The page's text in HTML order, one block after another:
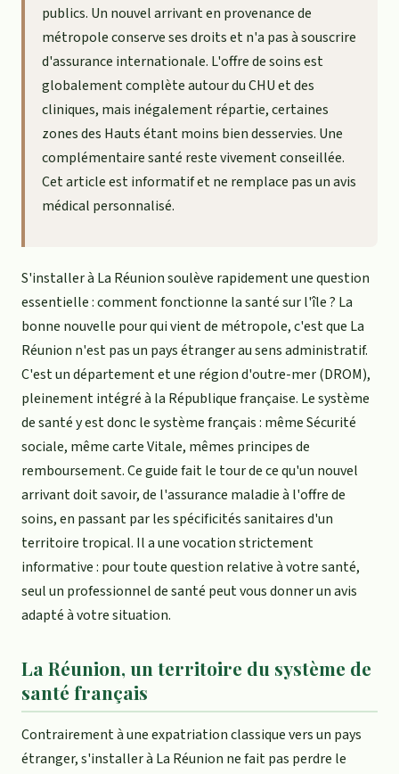
publics. Un nouvel arrivant en provenance de
métropole conserve ses droits et n'a pas à souscrire
d'assurance internationale. L'offre de soins est
globalement complète autour du CHU et des
cliniques, mais inégalement répartie, certaines
zones des Hauts étant moins bien desservies. Une
complémentaire santé reste vivement conseillée.
Cet article est informatif et ne remplace pas un avis
médical personnalisé.
S'installer à La Réunion soulève rapidement une question
essentielle : comment fonctionne la santé sur l'île ? La
bonne nouvelle pour qui vient de métropole, c'est que La
Réunion n'est pas un pays étranger au sens administratif.
C'est un département et une région d'outre-mer (DROM),
pleinement intégré à la République française. Le système
de santé y est donc le système français : même Sécurité
sociale, même carte Vitale, mêmes principes de
remboursement. Ce guide fait le tour de ce qu'un nouvel
arrivant doit savoir, de l'assurance maladie à l'offre de
soins, en passant par les spécificités sanitaires d'un
territoire tropical. Il a une vocation strictement
informative : pour toute question relative à votre santé,
seul un professionnel de santé peut vous donner un avis
adapté à votre situation.
La Réunion, un territoire du système de
santé français
Contrairement à une expatriation classique vers un pays
étranger, s'installer à La Réunion ne fait pas perdre le